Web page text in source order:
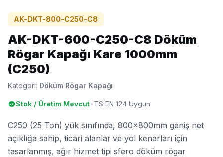
AK-DKT-800-C250-C8
AK-DKT-600-C250-C8 Döküm
Rögar Kapağı Kare 1000mm
(C250)
Kategori: Döküm Rögar Kapağı
Stok / Üretim Mevcut•TS EN 124 Uygun
C250 (25 Ton) yük sınıfında, 800x800mm geniş net
açıklığa sahip, ticari alanlar ve yol kenarları için
tasarlanmış, ağır hizmet tipi sfero döküm rögar